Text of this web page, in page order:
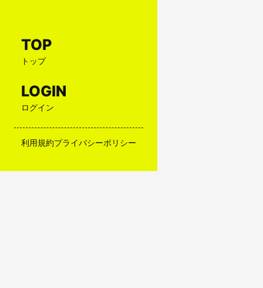
TOP
トップ
LOGIN
ログイン
利用規約プライバシーポリシー